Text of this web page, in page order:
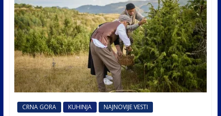
CRNA GORA KUHINJA NAJNOVIJE VESTI